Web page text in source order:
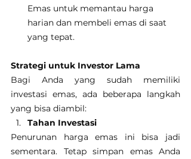
Emas untuk memantau harga
harian dan membeli emas di saat
yang tepat.
Strategi untuk Investor Lama
Bagi Anda yang sudah memiliki
investasi emas, ada beberapa langkah
yang bisa diambil:
Tahan Investasi
Penurunan harga emas ini bisa jadi
sementara. Tetap simpan emas Anda